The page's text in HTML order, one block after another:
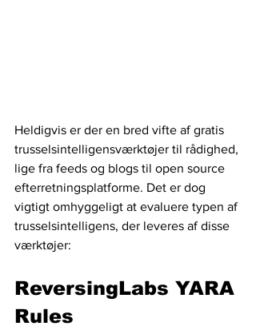
Heldigvis er der en bred vifte af gratis
trusselsintelligensværktøjer til rådighed,
lige fra feeds og blogs til open source
efterretningsplatforme. Det er dog
vigtigt omhyggeligt at evaluere typen af ​​
trusselsintelligens, der leveres af disse
værktøjer:
ReversingLabs YARA
Rules